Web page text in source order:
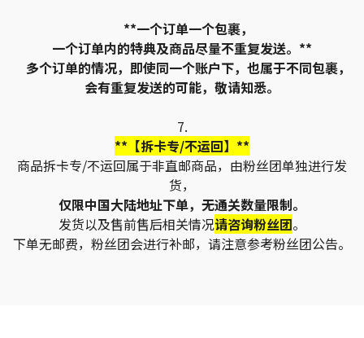
**一个订单一个包裹，
一个订单内的特典及商品尽量不重复发送。**
多个订单的情况，即使同一个账户下，也属于不同包裹，
会有重复发送的可能，敬请知悉。
7.
**【拆卡专/不运回】**
商品拆卡专/不运回属于非直邮商品，由粉丝团单独进行发
货，
仅限中国大陆地址下单，无通关数量限制。
发货以及售前售后相关情况请咨询粉丝团。
下单无邮费，粉丝团会进行补邮，请注意参考粉丝团公告。